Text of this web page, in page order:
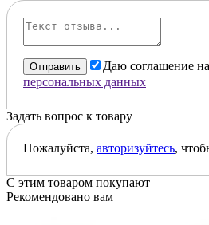
Отправить
Даю соглашение
персональных данных
Задать вопрос к товару
Пожалуйста, авторизуйтесь,
С этим товаром покупают
Рекомендовано вам